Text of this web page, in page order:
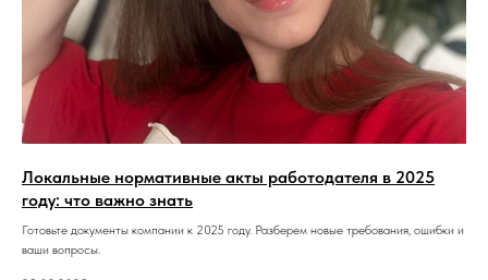
Локальные нормативные акты работодателя в 2025
году: что важно знать
Готовьте документы компании к 2025 году. Разберем новые требования, ошибки и
ваши вопросы.